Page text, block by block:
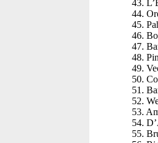
43.
44.
45.
46.
47.
48.
49.
50.
51.
52.
53.
54.
55.